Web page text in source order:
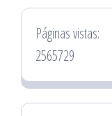
Páginas vistas:
2565729